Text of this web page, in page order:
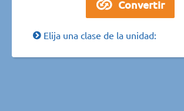
Elija una clase de la unidad: